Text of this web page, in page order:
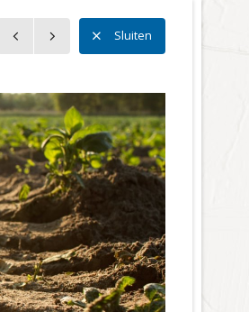
Sluiten